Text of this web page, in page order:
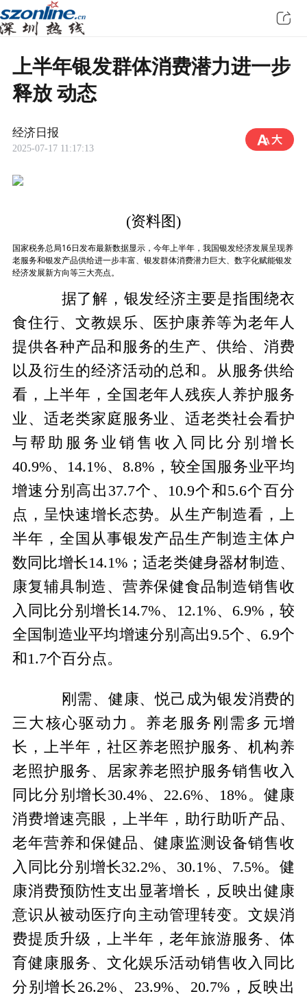
上半年银发群体消费潜力进一步
释放 动态
经济日报
2025-07-17 11:17:13
(资料图)
国家税务总局16日发布最新数据显示，今年上半年，我国银发经济发展呈现养
老服务和银发产品供给进一步丰富、银发群体消费潜力巨大、数字化赋能银发
经济发展新方向等三大亮点。
据了解，银发经济主要是指围绕衣
食住行、文教娱乐、医护康养等为老年人
提供各种产品和服务的生产、供给、消费
以及衍生的经济活动的总和。从服务供给
看，上半年，全国老年人残疾人养护服务
业、适老类家庭服务业、适老类社会看护
与帮助服务业销售收入同比分别增长
40.9%、14.1%、8.8%，较全国服务业平均
增速分别高出37.7个、10.9个和5.6个百分
点，呈快速增长态势。从生产制造看，上
半年，全国从事银发产品生产制造主体户
数同比增长14.1%；适老类健身器材制造、
康复辅具制造、营养保健食品制造销售收
入同比分别增长14.7%、12.1%、6.9%，较
全国制造业平均增速分别高出9.5个、6.9个
和1.7个百分点。
刚需、健康、悦己成为银发消费的
三大核心驱动力。养老服务刚需多元增
长，上半年，社区养老照护服务、机构养
老照护服务、居家养老照护服务销售收入
同比分别增长30.4%、22.6%、18%。健康
消费增速亮眼，上半年，助行助听产品、
老年营养和保健品、健康监测设备销售收
入同比分别增长32.2%、30.1%、7.5%。健
康消费预防性支出显著增长，反映出健康
意识从被动医疗向主动管理转变。文娱消
费提质升级，上半年，老年旅游服务、体
育健康服务、文化娱乐活动销售收入同比
分别增长26.2%、23.9%、20.7%，反映出